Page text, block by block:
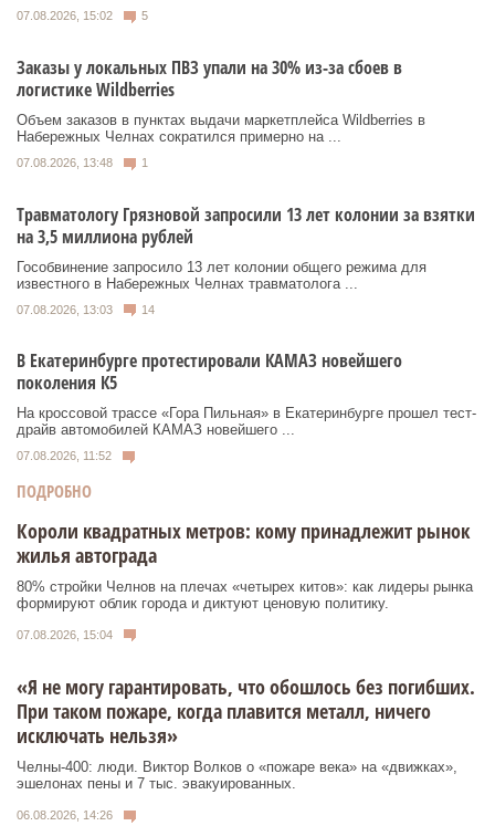
07.08.2026, 15:02 5
Заказы у локальных ПВЗ упали на 30% из-за сбоев в
логистике Wildberries
Объем заказов в пунктах выдачи маркетплейса Wildberries в
Набережных Челнах сократился примерно на ...
07.08.2026, 13:48 1
Травматологу Грязновой запросили 13 лет колонии за взятки
на 3,5 миллиона рублей
Гособвинение запросило 13 лет колонии общего режима для
известного в Набережных Челнах травматолога ...
07.08.2026, 13:03 14
В Екатеринбурге протестировали КАМАЗ новейшего
поколения К5
На кроссовой трассе «Гора Пильная» в Екатеринбурге прошел тест-
драйв автомобилей КАМАЗ новейшего ...
07.08.2026, 11:52
ПОДРОБНО
Короли квадратных метров: кому принадлежит рынок
жилья автограда
80% стройки Челнов на плечах «четырех китов»: как лидеры рынка
формируют облик города и диктуют ценовую политику.
07.08.2026, 15:04
«Я не могу гарантировать, что обошлось без погибших.
При таком пожаре, когда плавится металл, ничего
исключать нельзя»
Челны-400: люди. Виктор Волков о «пожаре века» на «движках»,
эшелонах пены и 7 тыс. эвакуированных.
06.08.2026, 14:26